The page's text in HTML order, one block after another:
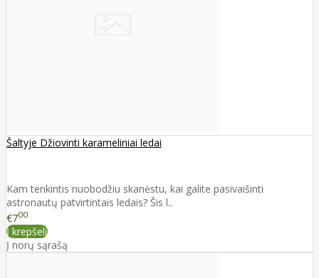
Šaltyje Džiovinti karameliniai ledai
Kam tenkintis nuobodžiu skanėstu, kai galite pasivaišinti
astronautų patvirtintais ledais? Šis l..
€700
Į krepšelį
Į norų sąrašą